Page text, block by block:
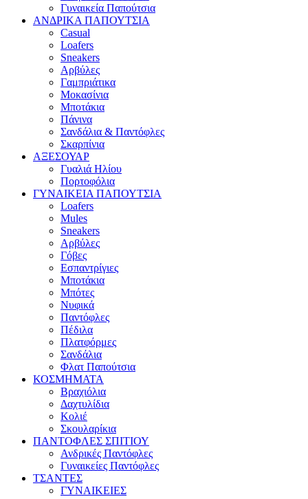
Γυναικεία Παπούτσια
ΑΝΔΡΙΚΑ ΠΑΠΟΥΤΣΙΑ
Casual
Loafers
Sneakers
Αρβύλες
Γαμπριάτικα
Μοκασίνια
Μποτάκια
Πάνινα
Σανδάλια & Παντόφλες
Σκαρπίνια
ΑΞΕΣΟΥΑΡ
Γυαλιά Ηλίου
Πορτοφόλια
ΓΥΝΑΙΚΕΙΑ ΠΑΠΟΥΤΣΙΑ
Loafers
Mules
Sneakers
Αρβύλες
Γόβες
Εσπαντρίγιες
Μποτάκια
Μπότες
Νυφικά
Παντόφλες
Πέδιλα
Πλατφόρμες
Σανδάλια
Φλατ Παπούτσια
ΚΟΣΜΗΜΑΤΑ
Βραχιόλια
Δαχτυλίδια
Κολιέ
Σκουλαρίκια
ΠΑΝΤΟΦΛΕΣ ΣΠΙΤΙΟΥ
Ανδρικές Παντόφλες
Γυναικείες Παντόφλες
ΤΣΑΝΤΕΣ
ΓΥΝΑΙΚΕΙΕΣ